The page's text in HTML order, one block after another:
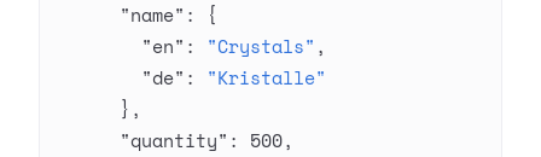
      "name"
: {
        "en"
: "Crystals" ,
        "de"
: "Kristalle"
      },
      "quantity"
: 500,